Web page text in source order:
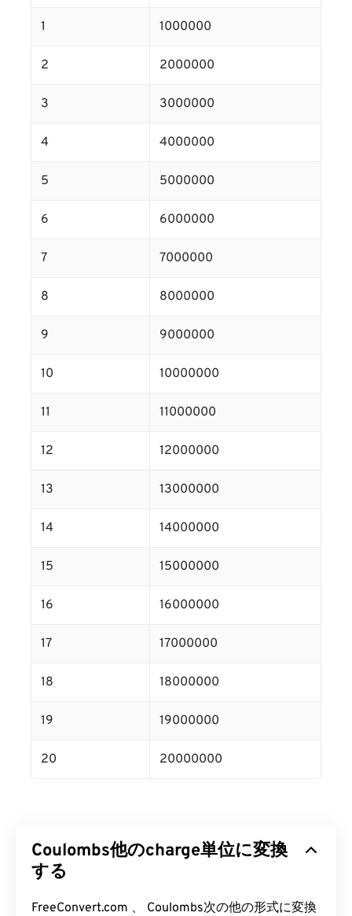
1 1000000
2 2000000
3 3000000
4 4000000
5 5000000
6 6000000
7 7000000
8 8000000
9 9000000
10 10000000
11 11000000
12 12000000
13 13000000
14 14000000
15 15000000
16 16000000
17 17000000
18 18000000
19 19000000
20 20000000
Coulombs他のcharge単位に変換
する
FreeConvert.com 、 Coulombs次の他の形式に変換